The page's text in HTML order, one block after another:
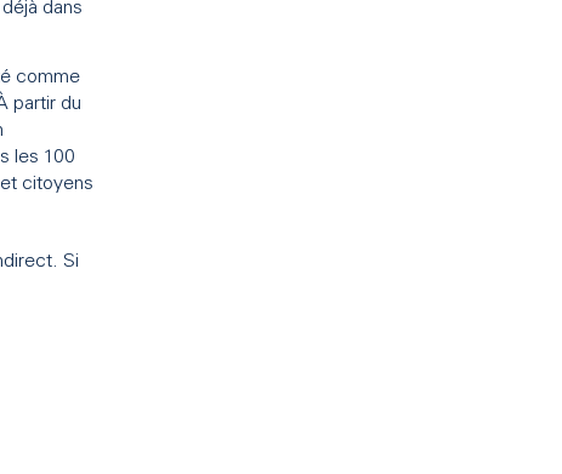
dans
comme
partir du
les 100
citoyens
Si